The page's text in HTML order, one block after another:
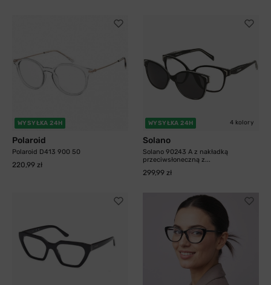
WYSYŁKA 24H
Polaroid
Polaroid D413 900 50
220,99 zł
WYSYŁKA 24H 4 kolory
Solano
Solano 90243 A z nakładką
przeciwsłoneczną z...
299,99 zł